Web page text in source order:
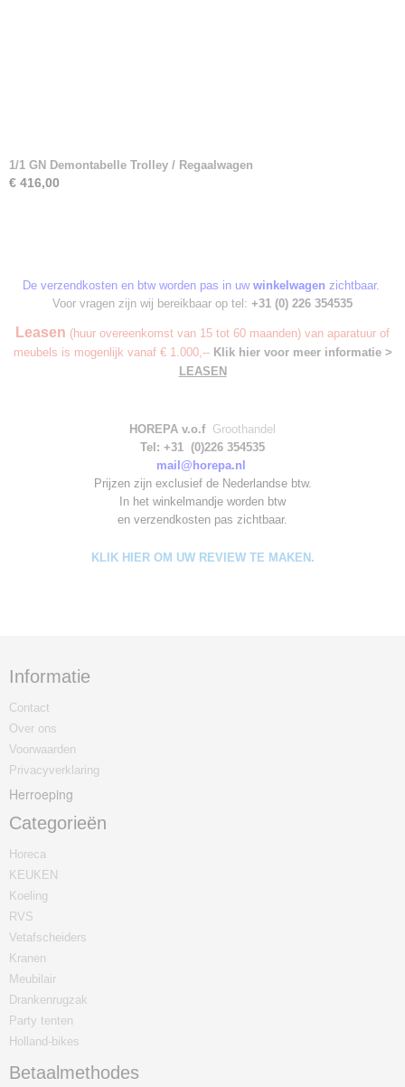
1/1 GN Demontabelle Trolley / Regaalwagen
€ 416,00
De verzendkosten en btw worden pas in uw winkelwagen zichtbaar.
Voor vragen zijn wij bereikbaar op tel: +31 (0) 226 354535
Leasen (huur overeenkomst van 15 tot 60 maanden) van aparatuur of
meubels is mogenlijk vanaf € 1.000,-- Klik hier voor meer informatie >
LEASEN
HOREPA v.o.f Groothandel
Tel: +31 (0)226 354535
mail@horepa.nl
Prijzen zijn exclusief de Nederlandse btw.
In het winkelmandje worden btw
en verzendkosten pas zichtbaar.
KLIK HIER OM UW REVIEW TE MAKEN.
Informatie
Contact
Over ons
Voorwaarden
Privacyverklaring
Herroeping
Categorieën
Horeca
KEUKEN
Koeling
RVS
Vetafscheiders
Kranen
Meubilair
Drankenrugzak
Party tenten
Holland-bikes
Betaalmethodes